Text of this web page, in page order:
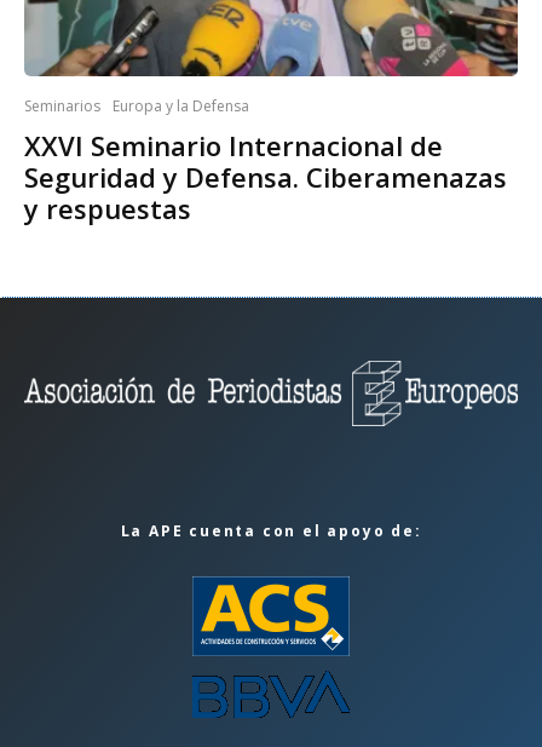
Seminarios Europa y la Defensa
XXVI Seminario Internacional de
Seguridad y Defensa. Ciberamenazas
y respuestas
La APE cuenta con el apoyo de: